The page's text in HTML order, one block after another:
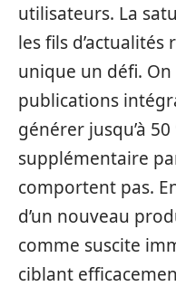
utilisateurs. La
les fils
unique un défi.
publications
générer jusqu’à
supplémentaire
comportent pas.
d’un nouveau
comme suscite
ciblant